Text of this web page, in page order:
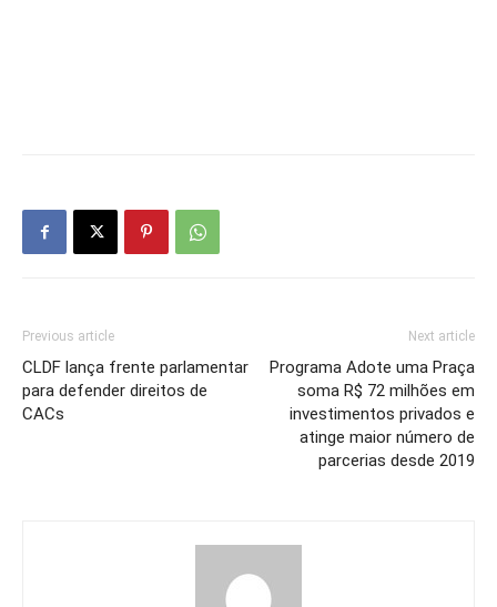
Previous article
CLDF lança frente parlamentar
para defender direitos de
CACs
Next article
Programa Adote uma Praça
soma R$ 72 milhões em
investimentos privados e
atinge maior número de
parcerias desde 2019